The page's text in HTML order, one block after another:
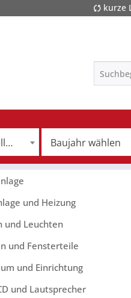
kurze
jetzt noch Modell auswählen Baujahr wählen
und Heizung
und Leuchten
und Fensterteile
und Einrichtung
und Lautsprecher